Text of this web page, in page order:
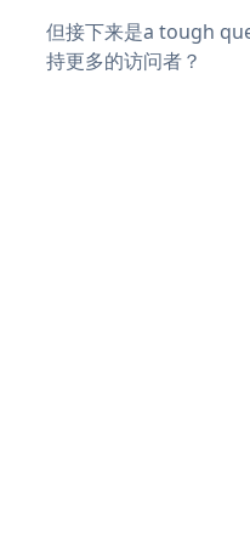
但接下来是a tough
持更多的访问者？